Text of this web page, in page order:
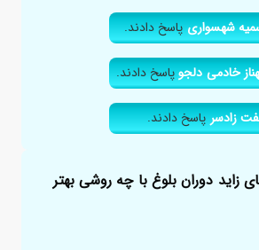
شهسواریپاسخ دادند.
خادمی دلجوپاسخ دادند.
زادسرپاسخ دادند.
زاید دوران بلوغ با چه روشی بهتر